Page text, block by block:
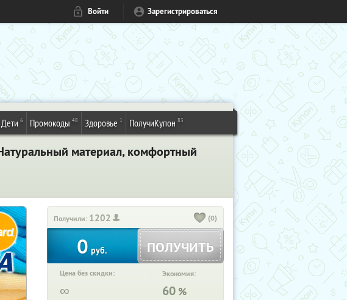
Войти Зарегистрироваться
Дети 6 Промокоды 48 Здоровье 1 ПолучиКупон 83
материал, комфортный
Получили: 1202 (0)
0 руб. ПОЛУЧИТЬ
Цена без скидки:
∞
Экономия:
60 %